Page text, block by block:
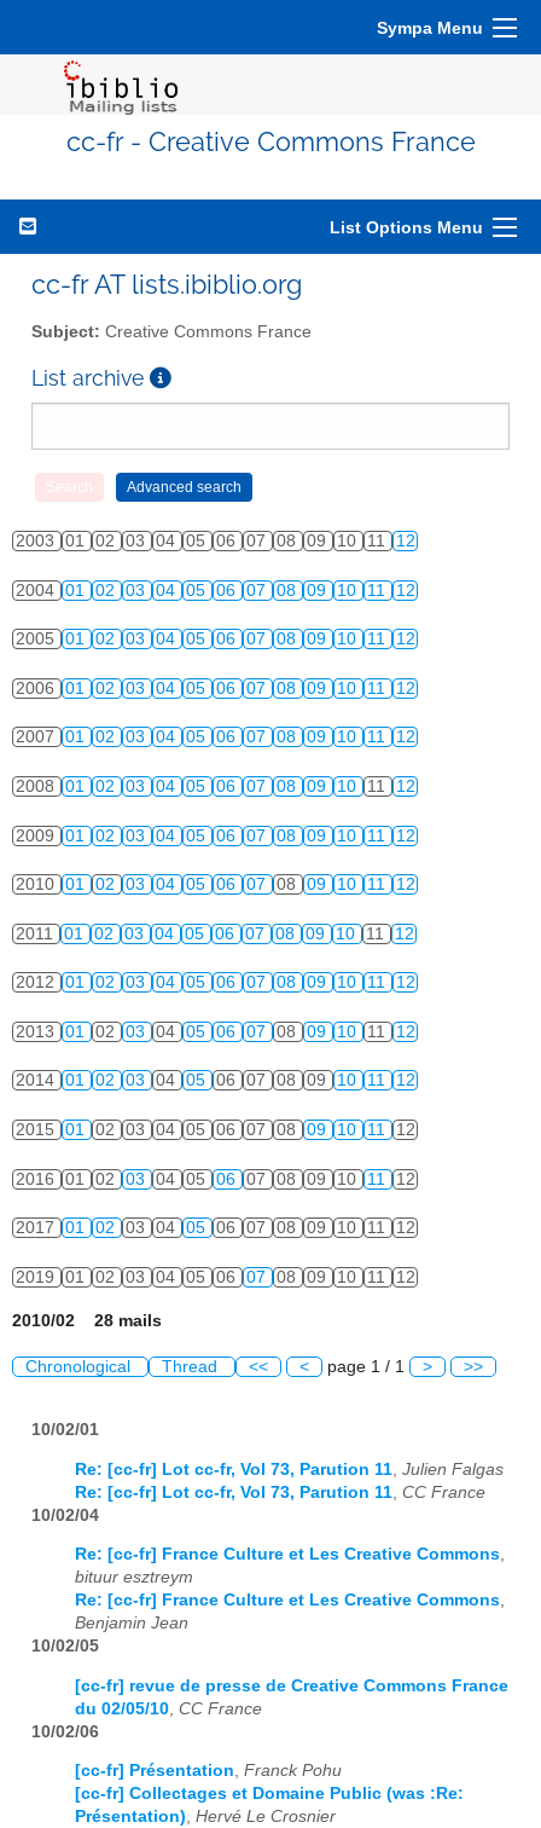
Sympa Menu
cc-fr - Creative Commons France
List Options Menu
cc-fr AT lists.ibiblio.org
Subject: Creative Commons France
List archive
2003 01 02 03 04 05 06 07 08 09 10 11 12
2004 01 02 03 04 05 06 07 08 09 10 11 12
2005 01 02 03 04 05 06 07 08 09 10 11 12
2006 01 02 03 04 05 06 07 08 09 10 11 12
2007 01 02 03 04 05 06 07 08 09 10 11 12
2008 01 02 03 04 05 06 07 08 09 10 11 12
2009 01 02 03 04 05 06 07 08 09 10 11 12
2010 01 02 03 04 05 06 07 08 09 10 11 12
2011 01 02 03 04 05 06 07 08 09 10 11 12
2012 01 02 03 04 05 06 07 08 09 10 11 12
2013 01 02 03 04 05 06 07 08 09 10 11 12
2014 01 02 03 04 05 06 07 08 09 10 11 12
2015 01 02 03 04 05 06 07 08 09 10 11 12
2016 01 02 03 04 05 06 07 08 09 10 11 12
2017 01 02 03 04 05 06 07 08 09 10 11 12
2019 01 02 03 04 05 06 07 08 09 10 11 12
2010/02 28 mails
Chronological Thread << < page 1 / 1 > >>
10/02/01
Re: [cc-fr] Lot cc-fr, Vol 73, Parution 11 Julien Falgas
Re: [cc-fr] Lot cc-fr, Vol 73, Parution 11 CC France
10/02/04
Re: [cc-fr] France Culture et Les Creative Commons,
bituur esztreym
Re: [cc-fr] France Culture et Les Creative Commons,
Benjamin Jean
10/02/05
[cc-fr] revue de presse de Creative Commons France
du 02/05/10 CC France
10/02/06
[cc-fr] Présentation, Franck Pohu
[cc-fr] Collectages et Domaine Public (was :Re:
Présentation), Hervé Le Crosnier